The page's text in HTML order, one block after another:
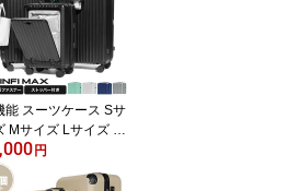
ンクホルダー コーナ
ード 8輪 キャリーケ
大型 5泊 7泊
能 スーツケース Sサ
Mサイズ Lサイズ フ
トオープン 1年保証
持ち込み 3点SET 3
円